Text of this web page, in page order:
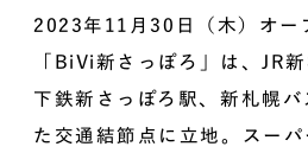
2023年11月30日（木）オー
「BiVi新さっぽろ」は、JR
下鉄新さっぽろ駅、新札幌
た交通結節点に立地。スー